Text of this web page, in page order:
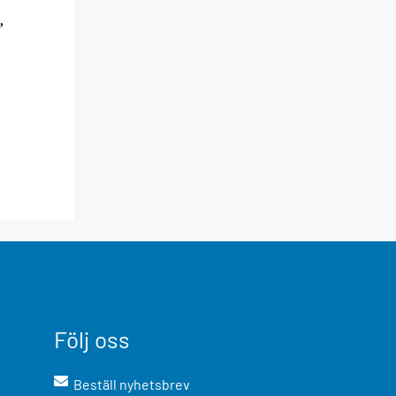
Följ oss
Beställ nyhetsbrev